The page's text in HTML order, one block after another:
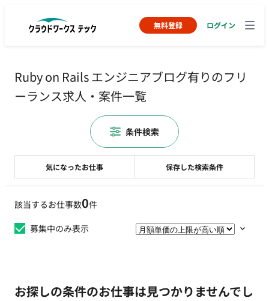
無料登録 ログイン
Ruby on Rails エンジニアブログ有りのフリ
ーランス求人・案件一覧
該当するお仕事数0件
募集中のみ表示
お探しの条件のお仕事は見つかりませんでし
気になったお仕事 保存した検索条件
条件検索